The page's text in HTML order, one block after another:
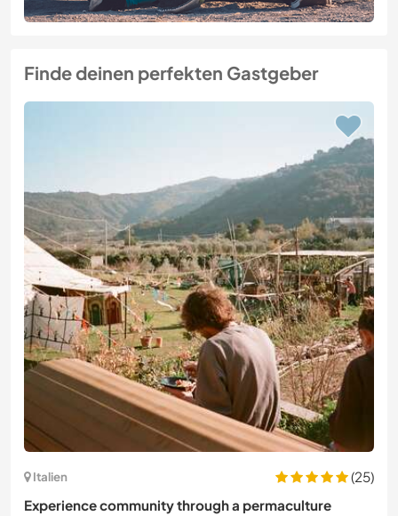
Finde deinen perfekten Gastgeber
Italien
(25)
Experience community through a permaculture